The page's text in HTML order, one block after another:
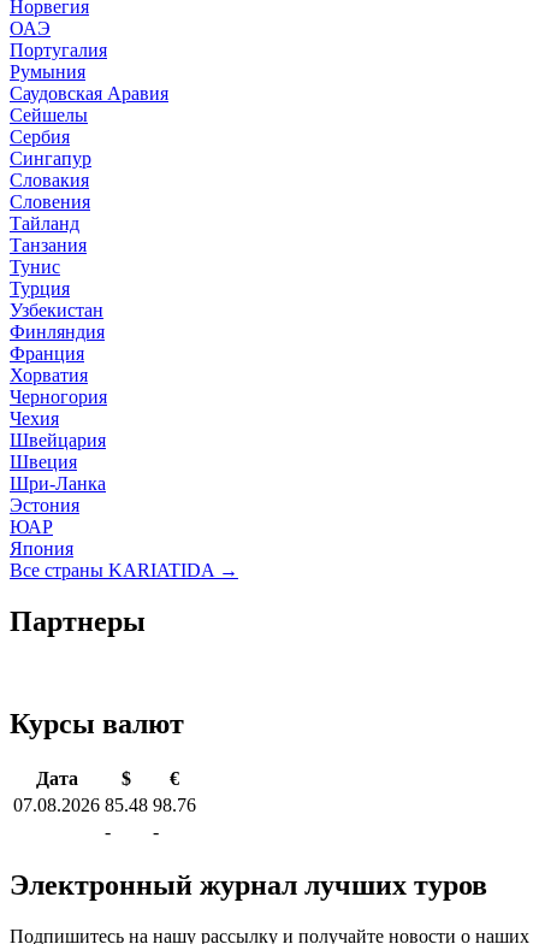
Норвегия
ОАЭ
Португалия
Румыния
Саудовская Аравия
Сейшелы
Сербия
Сингапур
Словакия
Словения
Тайланд
Танзания
Тунис
Турция
Узбекистан
Финляндия
Франция
Хорватия
Черногория
Чехия
Швейцария
Швеция
Шри-Ланка
Эстония
ЮАР
Япония
Все страны KARIATIDA →
Партнеры
Курсы валют
Дата $
€
07.08.2026 85.48 98.76
-
-
Электронный журнал лучших туров
Подпишитесь на нашу рассылку и получайте новости о наших